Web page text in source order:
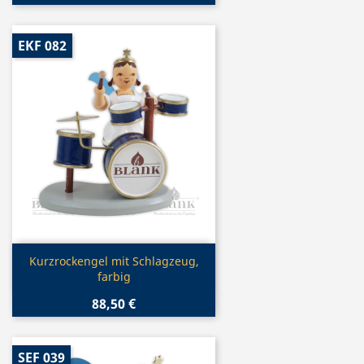
Vorschau
Kurzrockengel mit Schlagzeug,
farbig
88,50 €
EKF 082
SEF 039